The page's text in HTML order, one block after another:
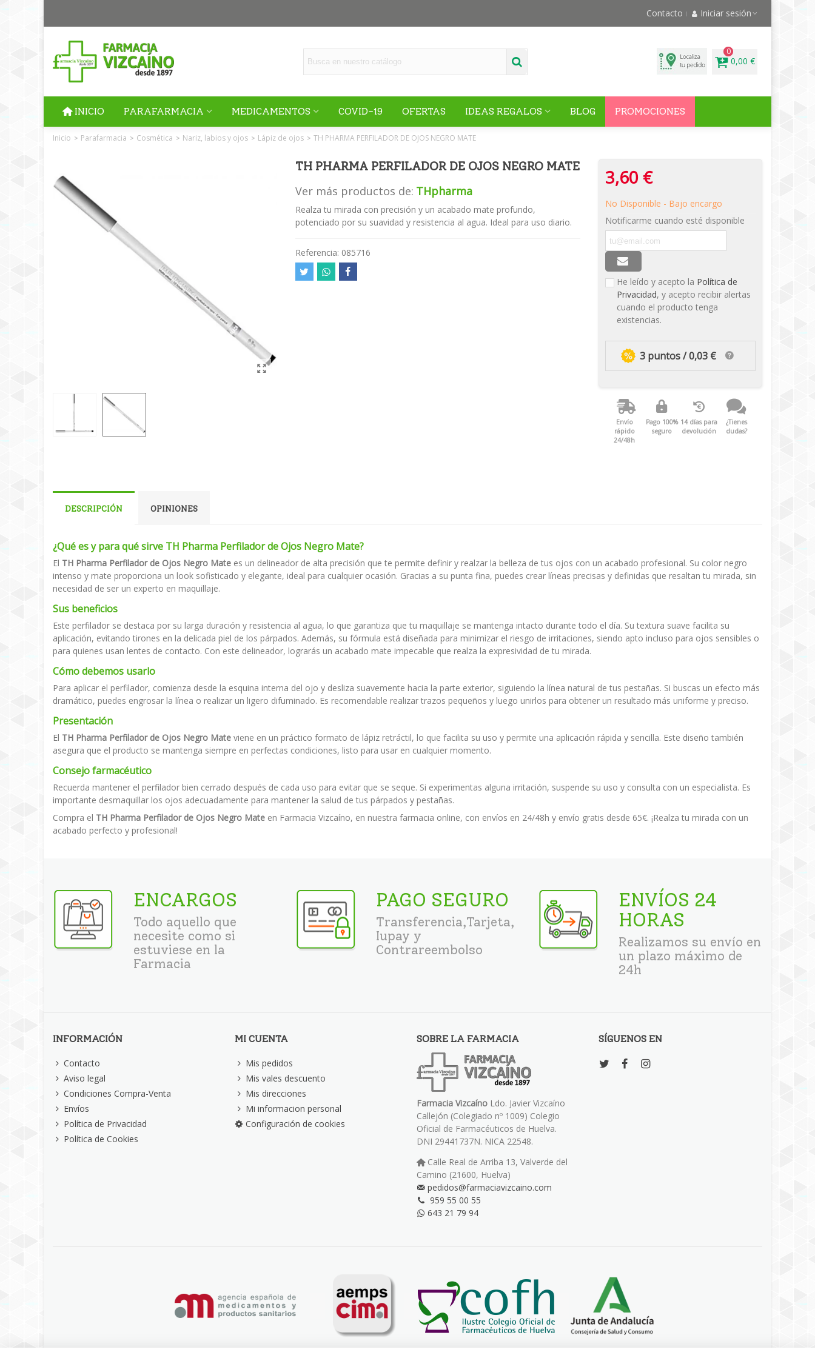
Contacto Iniciar sesión
0
0,00 €
INICIO PARAFARMACIA MEDICAMENTOS COVID-19 OFERTAS IDEAS REGALOS BLOG PROMOCIONES
Inicio > Parafarmacia > Cosmética > Nariz, labios y ojos > Lápiz de ojos > TH PHARMA PERFILADOR DE OJOS NEGRO MATE
TH PHARMA PERFILADOR DE OJOS NEGRO MATE
Ver más productos de: THpharma
Realza tu mirada con precisión y un acabado mate profundo,
potenciado por su suavidad y resistencia al agua. Ideal para uso diario.
Referencia: 085716
3,60 €
No Disponible - Bajo encargo
Notificarme cuando esté disponible
He leído y acepto la Política de
Privacidad, y acepto recibir alertas
cuando el producto tenga
existencias.
3 puntos / 0,03 €
Envío
rápido
24/48h
Pago 100%
seguro
14 días para
devolución
¿Tienes
dudas?
DESCRIPCIÓN OPINIONES
¿Qué es y para qué sirve TH Pharma Perfilador de Ojos Negro Mate?
El TH Pharma Perfilador de Ojos Negro Mate es un delineador de alta precisión que te permite definir y realzar la belleza de tus ojos con un acabado profesional. Su color negro
intenso y mate proporciona un look sofisticado y elegante, ideal para cualquier ocasión. Gracias a su punta fina, puedes crear líneas precisas y definidas que resaltan tu mirada, sin
necesidad de ser un experto en maquillaje.
Sus beneficios
Este perfilador se destaca por su larga duración y resistencia al agua, lo que garantiza que tu maquillaje se mantenga intacto durante todo el día. Su textura suave facilita su
aplicación, evitando tirones en la delicada piel de los párpados. Además, su fórmula está diseñada para minimizar el riesgo de irritaciones, siendo apto incluso para ojos sensibles o
para quienes usan lentes de contacto. Con este delineador, lograrás un acabado mate impecable que realza la expresividad de tu mirada.
Cómo debemos usarlo
Para aplicar el perfilador, comienza desde la esquina interna del ojo y desliza suavemente hacia la parte exterior, siguiendo la línea natural de tus pestañas. Si buscas un efecto más
dramático, puedes engrosar la línea o realizar un ligero difuminado. Es recomendable realizar trazos pequeños y luego unirlos para obtener un resultado más uniforme y preciso.
Presentación
El TH Pharma Perfilador de Ojos Negro Mate viene en un práctico formato de lápiz retráctil, lo que facilita su uso y permite una aplicación rápida y sencilla. Este diseño también
asegura que el producto se mantenga siempre en perfectas condiciones, listo para usar en cualquier momento.
Consejo farmacéutico
Recuerda mantener el perfilador bien cerrado después de cada uso para evitar que se seque. Si experimentas alguna irritación, suspende su uso y consulta con un especialista. Es
importante desmaquillar los ojos adecuadamente para mantener la salud de tus párpados y pestañas.
Compra el TH Pharma Perfilador de Ojos Negro Mate en Farmacia Vizcaíno, en nuestra farmacia online, con envíos en 24/48h y envío gratis desde 65€. ¡Realza tu mirada con un
acabado perfecto y profesional!
ENCARGOS
Todo aquello que
necesite como si
estuviese en la
Farmacia
PAGO SEGURO
Transferencia,Tarjeta,
Iupay y
Contrareembolso
ENVÍOS 24
HORAS
Realizamos su envío en
un plazo máximo de
24h
INFORMACIÓN
Contacto
Aviso legal
Condiciones Compra-Venta
Envíos
Política de Privacidad
Política de Cookies
MI CUENTA
Mis pedidos
Mis vales descuento
Mis direcciones
Mi informacion personal
Configuración de cookies
SOBRE LA FARMACIA
Farmacia Vizcaíno Ldo. Javier Vizcaíno
Callejón (Colegiado nº 1009) Colegio
Oficial de Farmacéuticos de Huelva.
DNI 29441737N. NICA 22548.
Calle Real de Arriba 13, Valverde del
Camino (21600, Huelva)
pedidos@farmaciavizcaino.com
959 55 00 55
643 21 79 94
SÍGUENOS EN